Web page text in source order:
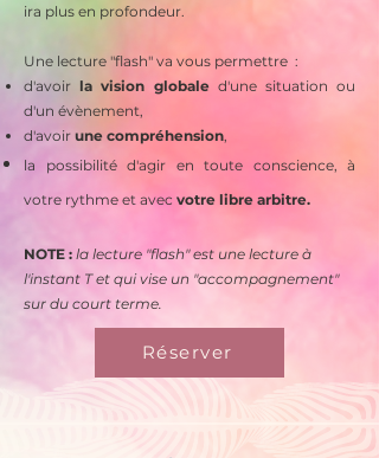
ira plus en profondeur.
Une lecture "flash" va vous permettre :
d'avoir la vision globaled'une situation ou
d'un évènement,
d'avoir une compréhension,
la possibilité d'agir en toute conscience, à
votre rythme et avec votre libre arbitre.
NOTE : la lecture "flash" est une lecture à
l'instant T et qui vise un "accompagnement"
sur du court terme.
Réserver